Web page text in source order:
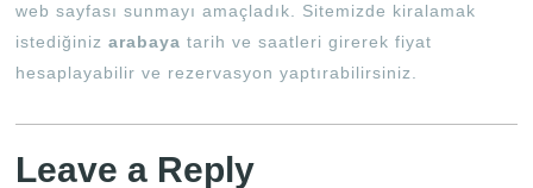
web sayfası sunmayı amaçladık. Sitemizde kiralamak
istediğiniz arabaya tarih ve saatleri girerek fiyat
hesaplayabilir ve rezervasyon yaptırabilirsiniz.
Leave a Reply